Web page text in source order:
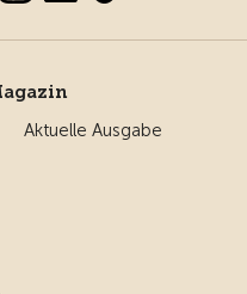
Aktuelle Ausgabe